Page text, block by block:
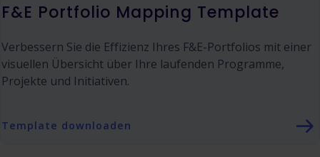
F&E Portfolio Mapping Template
Verbessern Sie die Effizienz Ihres F&E-Portfolios mit einer
visuellen Übersicht über Ihre laufenden Programme,
Projekte und Initiativen.
Template downloaden